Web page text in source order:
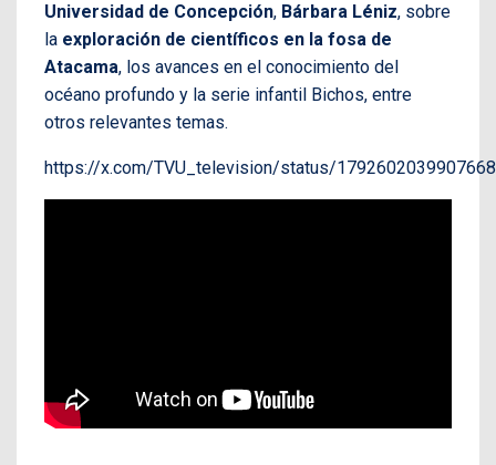
Universidad de Concepción, Bárbara Léniz, sobre
la exploración de científicos en la fosa de
Atacama, los avances en el conocimiento del
océano profundo y la serie infantil Bichos, entre
otros relevantes temas.
https://x.com/TVU_television/status/